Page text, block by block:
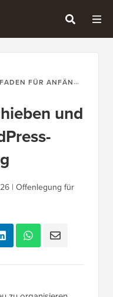
FÜR ANFÄNGER
und
| Offenlegung für